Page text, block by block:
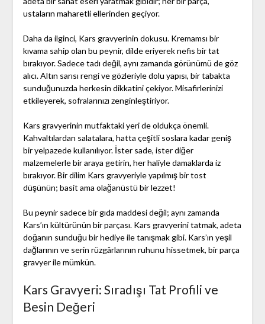
ustaların maharetli ellerinden geçiyor.
Daha da ilginci, Kars gravyerinin dokusu. Kremamsı bir
kıvama sahip olan bu peynir, dilde eriyerek nefis bir tat
bırakıyor. Sadece tadı değil, aynı zamanda görünümü de göz
alıcı. Altın sarısı rengi ve gözleriyle dolu yapısı, bir tabakta
sunduğunuzda herkesin dikkatini çekiyor. Misafirlerinizi
etkileyerek, sofralarınızı zenginleştiriyor.
Kars gravyerinin mutfaktaki yeri de oldukça önemli.
Kahvaltılardan salatalara, hatta çeşitli soslara kadar geniş
bir yelpazede kullanılıyor. İster sade, ister diğer
malzemelerle bir araya getirin, her haliyle damaklarda iz
bırakıyor. Bir dilim Kars gravyeriyle yapılmış bir tost
düşünün; basit ama olağanüstü bir lezzet!
Bu peynir sadece bir gıda maddesi değil; aynı zamanda
Kars’ın kültürünün bir parçası. Kars gravyerini tatmak, adeta
doğanın sunduğu bir hediye ile tanışmak gibi. Kars’ın yeşil
dağlarının ve serin rüzgârlarının ruhunu hissetmek, bir parça
gravyer ile mümkün.
Kars Gravyeri: Sıradışı Tat Profili ve
Besin Değeri